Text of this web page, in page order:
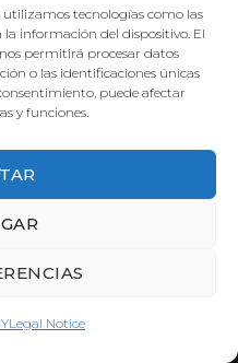
utilizamos tecnologías como las
la información del dispositivo. El
permitirá procesar datos
o las identificaciones únicas
puede afectar
y funciones.
Legal Notice